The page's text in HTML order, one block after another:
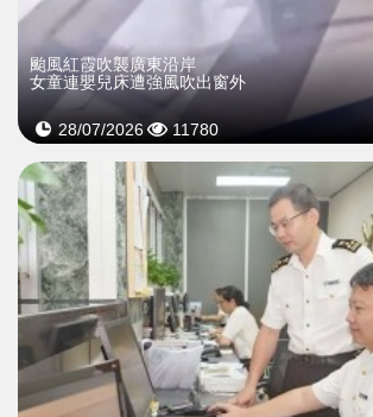
颱風紅霞吹襲廣東沿岸
女童連嬰兒床遭強風吹出窗外
28/07/2026 11780